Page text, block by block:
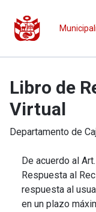
Libro de
Virtual
Departamento de
De acuerdo al
Respuesta al
respuesta al
en un plazo